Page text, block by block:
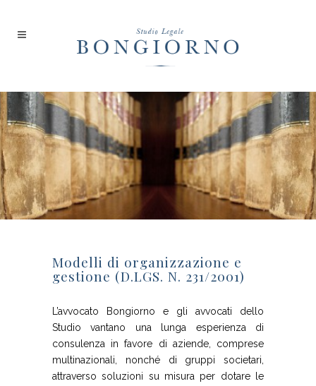
Modelli di organizzazione e
gestione (D.LGS. N. 231/2001)
L’avvocato Bongiorno e gli avvocati dello
Studio vantano una lunga esperienza di
consulenza in favore di aziende, comprese
multinazionali, nonché di gruppi societari,
attraverso soluzioni su misura per dotare le